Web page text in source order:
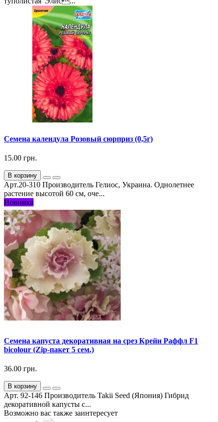
Семена календула Розовый сюрприз (0,5г)
15.00 грн.
В корзину
Арт.20-310 Производитель Гелиос, Украина. Однолетнее
растение высотой 60 см, оче...
Новинка
Семена капуста декоративная на срез Крейн Раффл F1
bicolour (Zip-пакет 5 сем.)
36.00 грн.
В корзину
Арт. 92-146 Производитель Takii Seed (Япония) Гибрид
декоративной капусты с...
Возможно вас также заинтересует